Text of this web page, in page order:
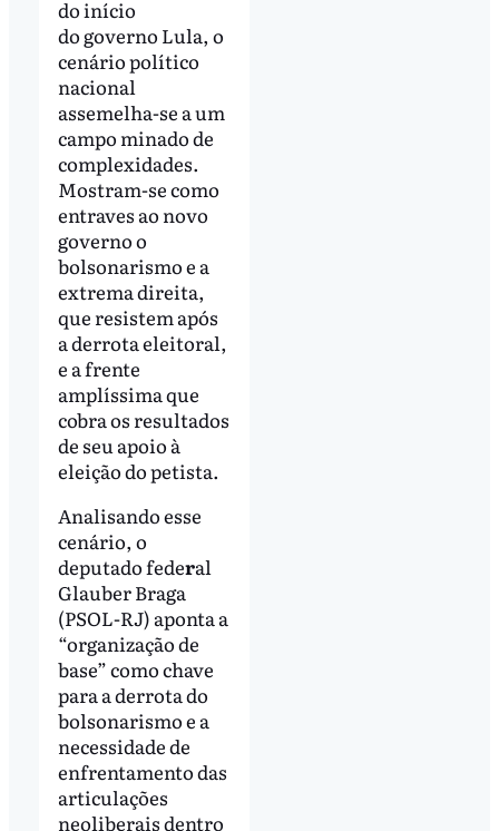
do início
do governo Lula, o
cenário político
nacional
assemelha-se a um
campo minado de
complexidades.
Mostram-se como
entraves ao novo
governo o
bolsonarismo e a
extrema direita,
que resistem após
a derrota eleitoral,
e a frente
amplíssima que
cobra os resultados
de seu apoio à
eleição do petista.
Analisando esse
cenário, o
deputado federal
Glauber Braga
(PSOL-RJ) aponta a
“organização de
base” como chave
para a derrota do
bolsonarismo e a
necessidade de
enfrentamento das
articulações
neoliberais dentro